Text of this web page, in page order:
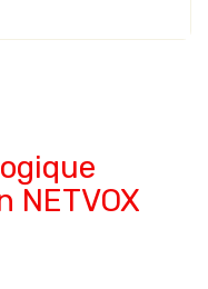
NETVOX